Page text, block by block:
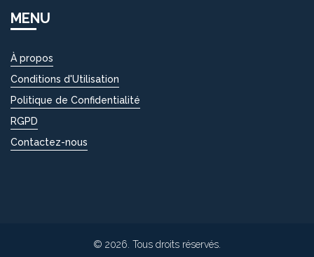
MENU
À propos
Conditions d'Utilisation
Politique de Confidentialité
RGPD
Contactez-nous
© 2026. Tous droits réservés.